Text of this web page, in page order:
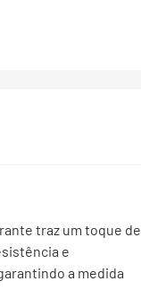
traz um toque de
e
a medida